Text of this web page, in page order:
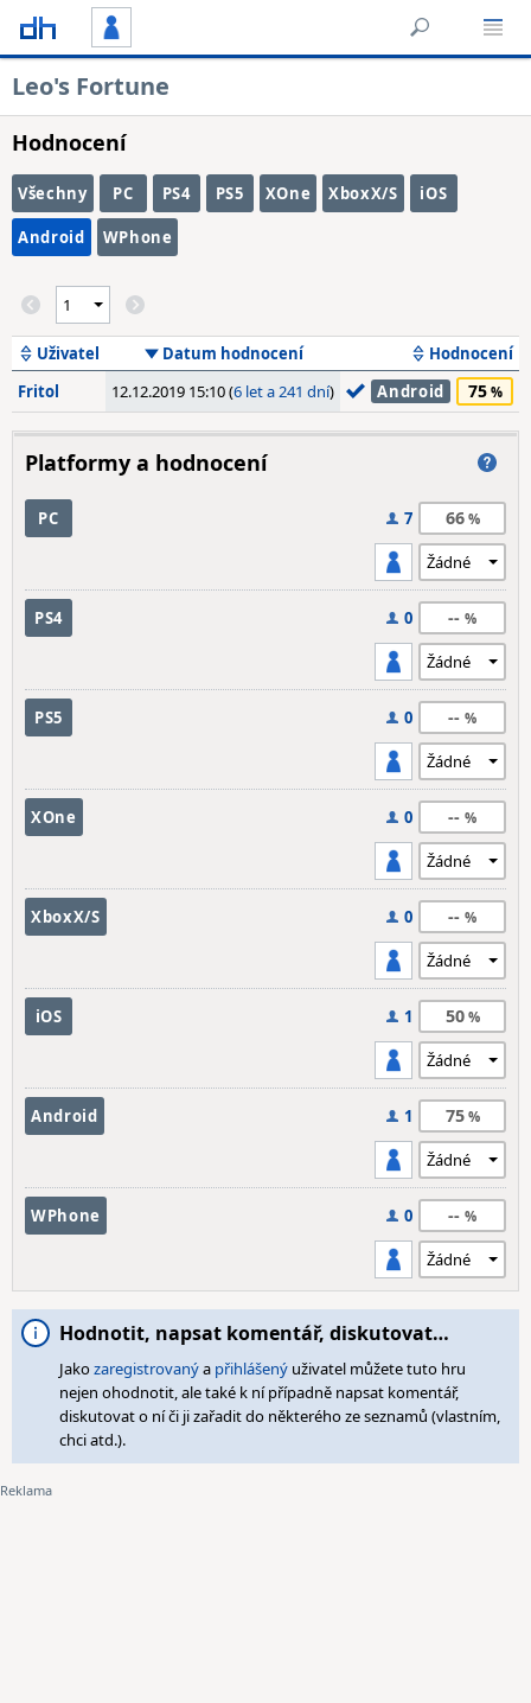
Leo's Fortune
Hodnocení
Všechny PC PS4 PS5 XOne XboxX/S iOS
Android WPhone
Uživatel Datum hodnocení
Hodnocení
Fritol
12.12.2019 15:10 (6 let a 241 dní) Android 75
Platformy a hodnocení
PC 7 66
PS4 0 --
PS5 0 --
XOne 0 --
XboxX/S 0 --
iOS 1 50
Android 1 75
WPhone 0 --
Hodnotit, napsat komentář, diskutovat…
Jakozaregistrovanýa přihlášený uživatel můžete tuto hru
nejen ohodnotit, ale také k ní případně napsat komentář,
diskutovat o ní či ji zařadit do některého ze seznamů (vlastním,
chci atd.).